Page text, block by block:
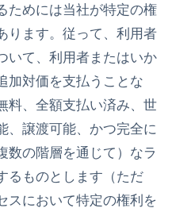
ためには当社が特定の権
ります。従って、利用者
いて、利用者またはいか
加対価を支払うことな
料、全額支払い済み、世
、譲渡可能、かつ完全に
数の階層を通じて）なラ
るものとします（ただ
スにおいて特定の権利を